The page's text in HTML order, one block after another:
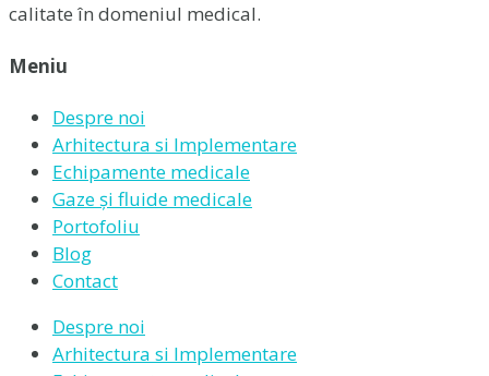
calitate în domeniul medical.
Meniu
Despre noi
Arhitectura si Implementare
Echipamente medicale
Gaze și fluide medicale
Portofoliu
Blog
Contact
Despre noi
Arhitectura si Implementare